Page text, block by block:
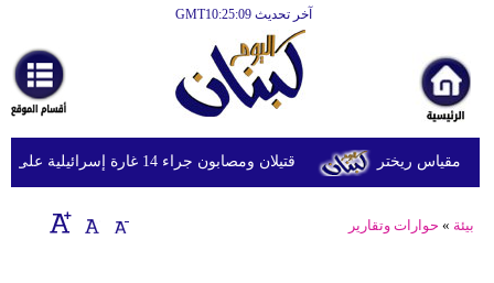
آخر تحديث GMT10:25:09
أخبارعاجلة
رياضة
ثقافة
إقتصاد
قتيلان ومصابون جراء 14 غارة إسرائيلية على شرق وجنوب لبنان
بيئة » حوارات وتقارير